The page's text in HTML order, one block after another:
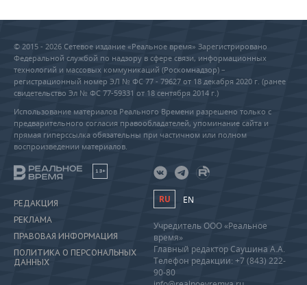
© 2015 - 2026 Сетевое издание «Реальное время» Зарегистрировано
Федеральной службой по надзору в сфере связи, информационных
технологий и массовых коммуникаций (Роскомнадзор) –
регистрационный номер ЭЛ № ФС 77 - 79627 от 18 декабря 2020 г. (ранее
свидетельство Эл № ФС 77-59331 от 18 сентября 2014 г.)
Использование материалов Реального Времени разрешено только с
предварительного согласия правообладателей, упоминание сайта и
прямая гиперссылка обязательны при частичном или полном
воспроизведении материалов.
18+
РЕДАКЦИЯ
РЕКЛАМА
ПРАВОВАЯ ИНФОРМАЦИЯ
ПОЛИТИКА О ПЕРСОНАЛЬНЫХ
ДАННЫХ
RU EN
Учредитель ООО «Реальное
время»
Главный редактор Саушина А.А.
Телефон редакции: +7 (843) 222-
90-80